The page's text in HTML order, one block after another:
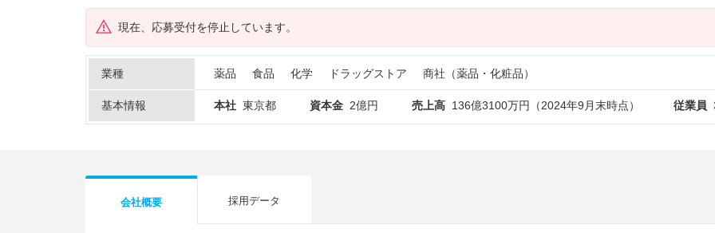
現在、応募受付を停止しています。
業種 薬品 食品 化学 ドラッグストア 商社（薬品・化粧品）
基本情報 本社 東京都 資本金 2億円 売上高 136億3100万円（2024年9月末時点） 従業員
会社概要 採用データ